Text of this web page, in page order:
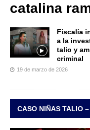
catalina
Fiscalía
a la
talio y
criminal
19 de marzo de 2026
CASO NIÑAS TALIO